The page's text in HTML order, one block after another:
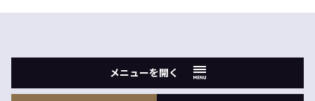
メニューを開く